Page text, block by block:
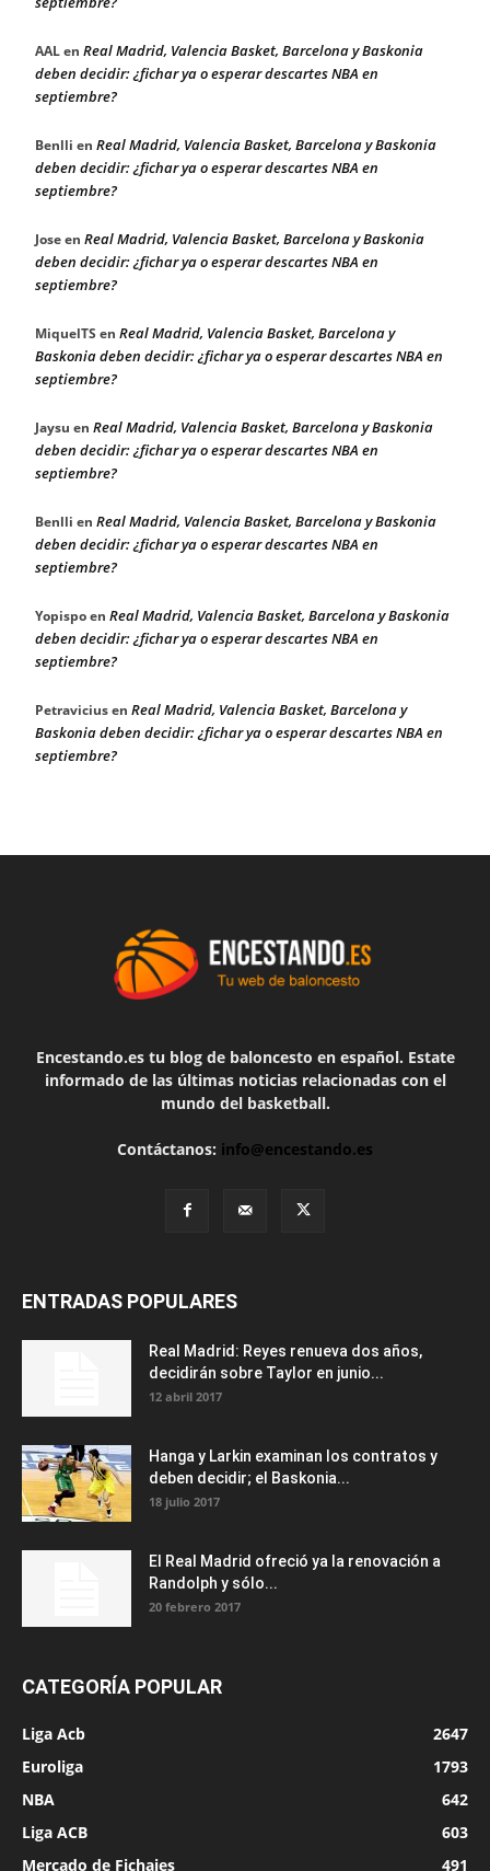
AALen Real Madrid, Valencia Basket, Barcelona y Baskonia
deben decidir: ¿fichar ya o esperar descartes NBA en
septiembre?
Benlli en Real Madrid, Valencia Basket, Barcelona y Baskonia
deben decidir: ¿fichar ya o esperar descartes NBA en
septiembre?
Joseen Real Madrid, Valencia Basket, Barcelona y Baskonia
deben decidir: ¿fichar ya o esperar descartes NBA en
septiembre?
MiquelTS en Real Madrid, Valencia Basket, Barcelona y
Baskonia deben decidir: ¿fichar ya o esperar descartes NBA en
septiembre?
Jaysu en Real Madrid, Valencia Basket, Barcelona y Baskonia
deben decidir: ¿fichar ya o esperar descartes NBA en
septiembre?
Benlli en Real Madrid, Valencia Basket, Barcelona y Baskonia
deben decidir: ¿fichar ya o esperar descartes NBA en
septiembre?
Yopispoen Real Madrid, Valencia Basket, Barcelona y Baskonia
deben decidir: ¿fichar ya o esperar descartes NBA en
septiembre?
Petraviciusen Real Madrid, Valencia Basket, Barcelona y
Baskonia deben decidir: ¿fichar ya o esperar descartes NBA en
septiembre?
Encestando.es tu blog de baloncesto en español. Estate
informado de las últimas noticias relacionadas con el
mundo del basketball.
Contáctanos: info@encestando.es
ENTRADAS POPULARES
Real Madrid: Reyes renueva dos años,
decidirán sobre Taylor en junio...
12 abril 2017
Hanga y Larkin examinan los contratos y
deben decidir; el Baskonia...
18 julio 2017
El Real Madrid ofreció ya la renovación a
Randolph y sólo...
20 febrero 2017
CATEGORÍA POPULAR
Liga Acb
2647
Euroliga
1793
NBA
642
Liga ACB
603
Mercado de Fichajes
491